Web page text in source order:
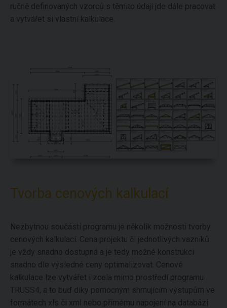
ručně definovaných vzorců s těmito údaji jde dále pracovat
a vytvářet si vlastní kalkulace.
Tvorba cenových kalkulací
Nezbytnou součástí programu je několik možností tvorby
cenových kalkulací. Cena projektu či jednotlivých vazníků
je vždy snadno dostupná a je tedy možné konstrukci
snadno dle výsledné ceny optimalizovat. Cenové
kalkulace lze vytvářet i zcela mimo prostředí programu
TRUSS4, a to buď díky pomocným shrnujícím výstupům ve
formátech xls či xml nebo přímému napojení na databázi